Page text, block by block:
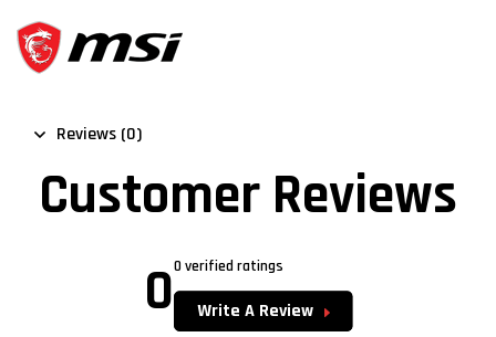
Reviews (0)
Customer Reviews
00 verified ratings
Write A Review